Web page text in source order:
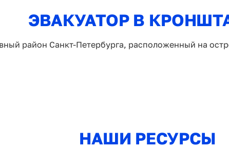
ЭВАКУАТОР В
район Санкт-Петербурга, расположенный на
НАШИ РЕСУРСЫ